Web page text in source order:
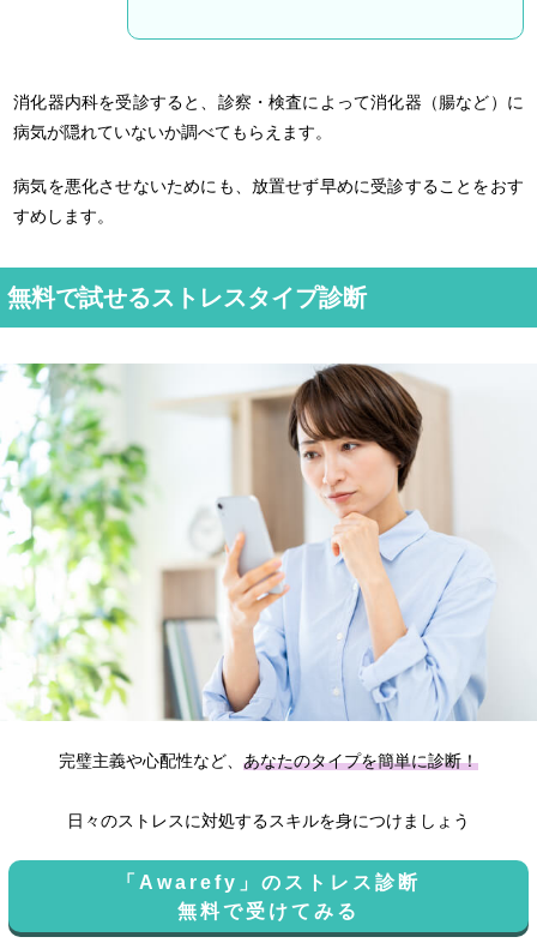
消化器内科を受診すると、診察・検査によって消化器（腸など）に
病気が隠れていないか調べてもらえます。
病気を悪化させないためにも、放置せず早めに受診することをおす
すめします。
無料で試せるストレスタイプ診断
完璧主義や心配性など、 あなたのタイプを簡単に診断！
日々のストレスに対処するスキルを身につけましょう
「Awarefy」のストレス診断
無料で受けてみる